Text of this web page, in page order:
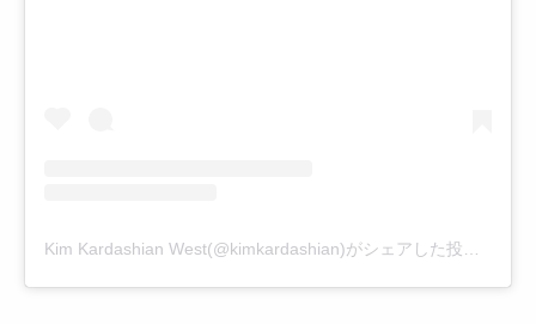
Kim Kardashian West(@kimkardashian)がシェアした投稿